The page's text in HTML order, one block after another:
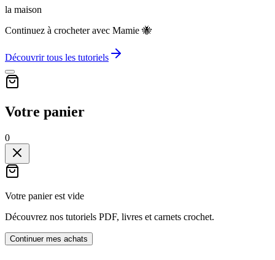
la maison
Continuez à crocheter avec Mamie 🐝
Découvrir tous les tutoriels
Votre panier
0
Votre panier est vide
Découvrez nos tutoriels PDF, livres et carnets crochet.
Continuer mes achats